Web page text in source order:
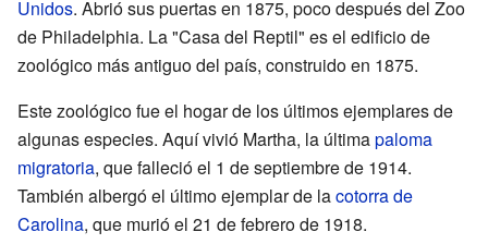
Unidos. Abrió sus puertas en 1875, poco después del Zoo
de Philadelphia. La "Casa del Reptil" es el edificio de
zoológico más antiguo del país, construido en 1875.
Este zoológico fue el hogar de los últimos ejemplares de
algunas especies. Aquí vivió Martha, la últimapaloma
migratoria, que falleció el 1 de septiembre de 1914.
También albergó el último ejemplar de lacotorra de
Carolina, que murió el 21 de febrero de 1918.